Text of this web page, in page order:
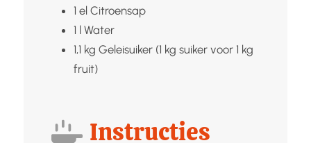
1 el Citroensap
1 l Water
1,1 kg Geleisuiker (1 kg suiker voor 1 kg
fruit)
Instructies